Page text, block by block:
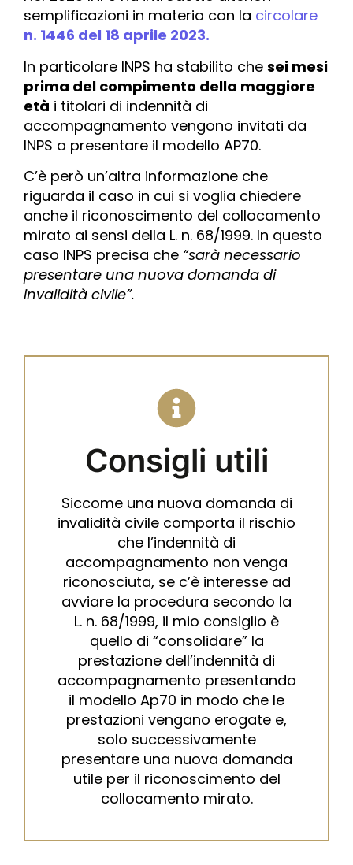
semplificazioni in materia con la circolare
n. 1446 del 18 aprile 2023.
In particolare INPS ha stabilito che sei mesi
prima del compimento della maggiore
età i titolari di indennità di
accompagnamento vengono invitati da
INPS a presentare il modello AP70.
C’è però un’altra informazione che
riguarda il caso in cui si voglia chiedere
anche il riconoscimento del collocamento
mirato ai sensi della L. n. 68/1999. In questo
caso INPS precisa che “sarà necessario
presentare una nuova domanda di
invalidità civile”.
Consigli utili
Siccome una nuova domanda di
invalidità civile comporta il rischio
che l’indennità di
accompagnamento non venga
riconosciuta, se c’è interesse ad
avviare la procedura secondo la
L. n. 68/1999, il mio consiglio è
quello di “consolidare” la
prestazione dell’indennità di
accompagnamento presentando
il modello Ap70 in modo che le
prestazioni vengano erogate e,
solo successivamente
presentare una nuova domanda
utile per il riconoscimento del
collocamento mirato.